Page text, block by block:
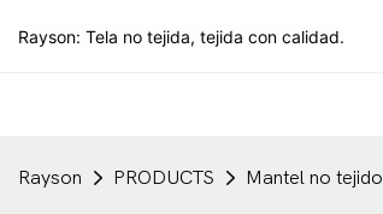
Rayson: Tela no tejida, tejida con calidad.
Rayson PRODUCTS Mantel no tejido